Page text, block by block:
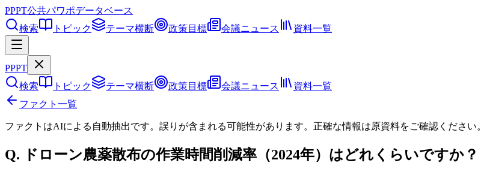
PPPT公共パワポデータベース
検索
トピック テーマ横断 政策目標 会議ニュース 資料一覧
PPPT
検索
トピック テーマ横断 政策目標 会議ニュース
資料一覧
ファクト一覧
ファクトはAIによる自動抽出です。誤りが含まれる可能性があります。正確な情報は原資料をご確認ください。
Q. ドローン農薬散布の作業時間削減率（2024年）はどれくらいですか？